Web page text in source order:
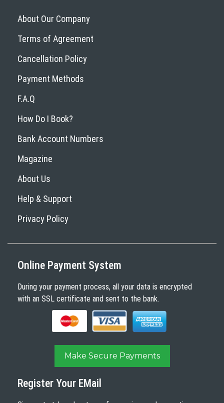
About Our Company
Terms of Agreement
Cancellation Policy
Payment Methods
F.A.Q
How Do I Book?
Bank Account Numbers
Magazine
About Us
Help & Support
Privacy Policy
Online Payment System
During your payment process, all your data is encrypted
with an SSL certificate and sent to the bank.
Make Secure Payments
Register Your EMail